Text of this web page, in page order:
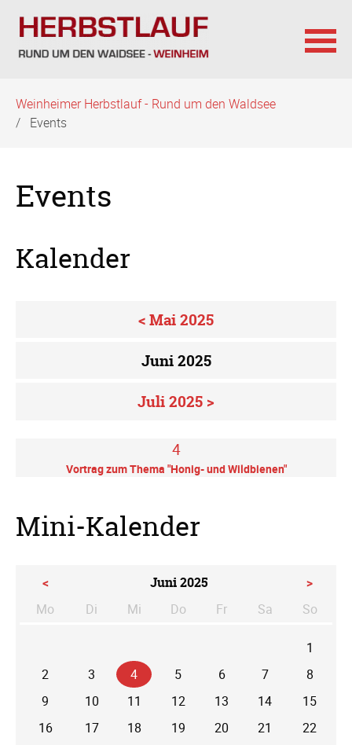
überspringen
Weinheimer Herbstlauf - Rund um den Waldsee
Events
Events
Kalender
< Mai 2025
Juni 2025
Juli 2025 >
4
Vortrag zum Thema "Honig- und Wildbienen"
Mini-Kalender
< Juni 2025
>
Mo
Di enstag
Mi ttwoch
Do nnerstag
Fr Sa mstagSo
1
2
3 4 5 6 7
8
9
10 11 12 13 14
15
16
17 18 19 20 21
22